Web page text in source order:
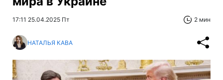
17:11 25.04.2025 Пт 2 мин
НАТАЛЬЯ КАВА